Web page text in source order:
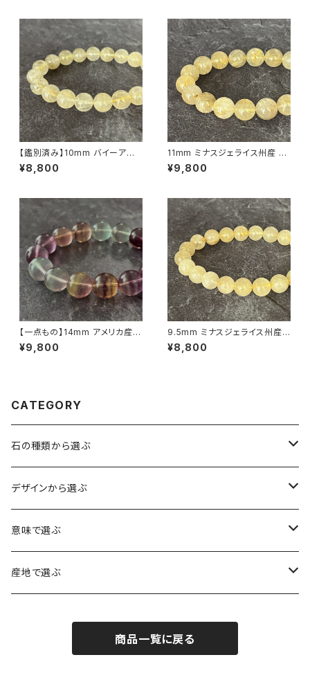
【鑑別済み】10mm バイーア州
産 ゴールデン ルチルクォーツ ブ
レスレット【画像現物・RT02】
¥8,800
11mm ミナスジェライス州産 ゴ
ールデン ルチルクォーツ ブレス
レット【鑑別済み・画像現物・RT
¥9,800
【一点もの】14mm アメリカ産
バイカラー フローライト ブレス
レット【鑑別済み】
¥9,800
9.5mm ミナスジェライス州産
ゴールデン ルチルクォーツ ブレ
スレット【鑑別済み・画像現物・R
¥8,800
CATEGORY
石の種類から選ぶ
水晶（クォーツ）
アイリスクォーツ（虹入り水晶）
ヒマラヤ水晶
ローズクォーツ（紅水晶）
アメジスト（紫水晶）
スモーキークォーツ（煙水晶）
デザインから選ぶ
龍彫刻（水晶）
龍彫刻（オニキス）
意味で選ぶ
魔除け・厄除け
癒やし・ヒーリング
産地で選ぶ
商品一覧に戻る